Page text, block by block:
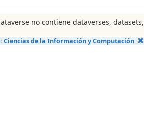
no contiene dataverses,
Ciencias de la Información y Computación